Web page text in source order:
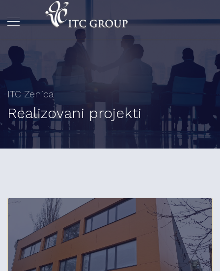
ITC Zenica
Realizovani projekti